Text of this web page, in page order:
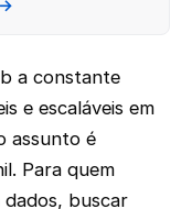
a constante
e escaláveis em
assunto é
Para quem
dados, buscar